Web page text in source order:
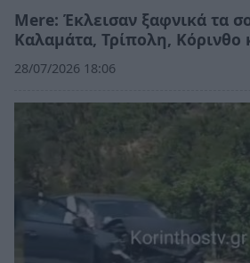
Mere: Έκλεισαν ξαφνικά τα
Καλαμάτα, Τρίπολη, Κόρινθο
28/07/2026 18:06